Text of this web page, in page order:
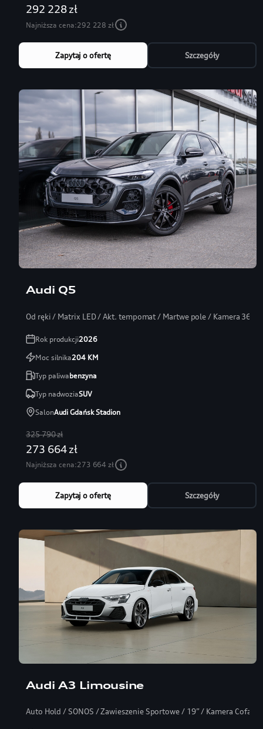
292 228 zł
Najniższa cena:292 228 zł
Zapytaj o ofertę Szczegóły
Audi Q5
Od ręki / Matrix LED / Akt. tempomat / Martwe pole / Kamera 360
Rok produkcji2026
Moc silnika204KM
Typ paliwabenzyna
Typ nadwoziaSUV
SalonAudi Gdańsk Stadion
325 790 zł
273 664 zł
Najniższa cena:273 664 zł
Zapytaj o ofertę Szczegóły
Audi A3 Limousine
Auto Hold / SONOS / Zawieszenie Sportowe / 19” / Kamera Cofania